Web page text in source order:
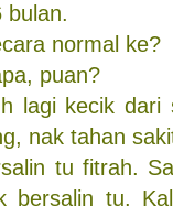
bulan.
normal ke?
puan?
lagi kecik dari
nak tahan
tu fitrah.
bersalin tu.